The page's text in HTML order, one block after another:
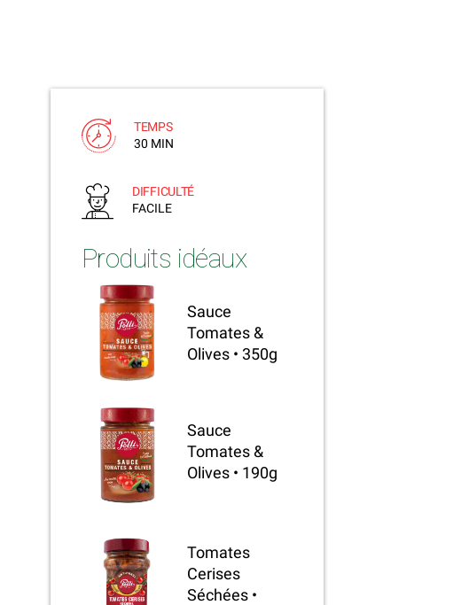
TEMPS
30 MIN
DIFFICULTÉ
FACILE
Produits idéaux
Sauce
Tomates &
Olives • 350g
Sauce
Tomates &
Olives • 190g
Tomates
Cerises
Séchées •